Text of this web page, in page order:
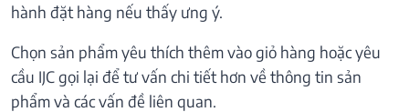
hành đặt hàng nếu thấy ưng ý.
Chọn sản phẩm yêu thích thêm vào giỏ hàng hoặc yêu
cầu IJC gọi lại để tư vấn chi tiết hơn về thông tin sản
phẩm và các vấn đề liên quan.